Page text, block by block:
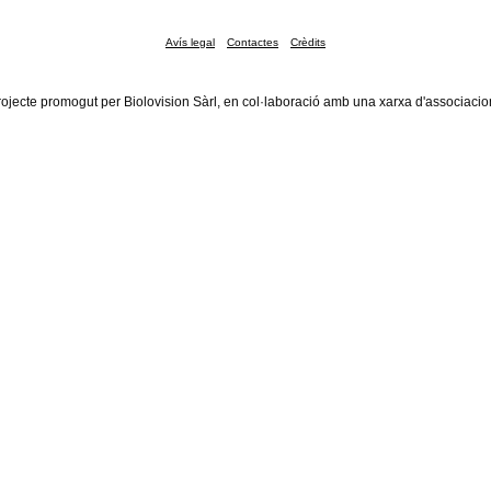
Avís legal Contactes Crèdits
promogut per Biolovision Sàrl, en col·laboració amb una xarxa